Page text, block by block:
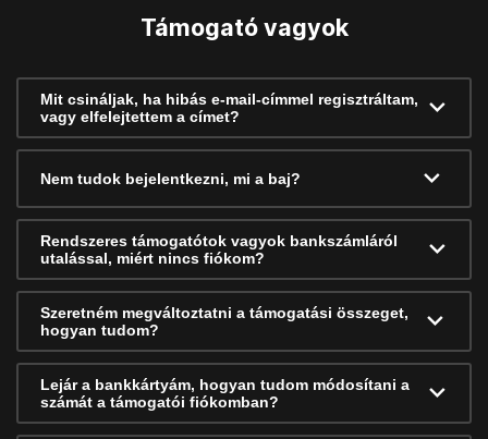
Támogató vagyok
Mit csináljak, ha hibás e-mail-címmel regisztráltam,
vagy elfelejtettem a címet?
Nem tudok bejelentkezni, mi a baj?
Rendszeres támogatótok vagyok bankszámláról
utalással, miért nincs fiókom?
Szeretném megváltoztatni a támogatási összeget,
hogyan tudom?
Lejár a bankkártyám, hogyan tudom módosítani a
számát a támogatói fiókomban?